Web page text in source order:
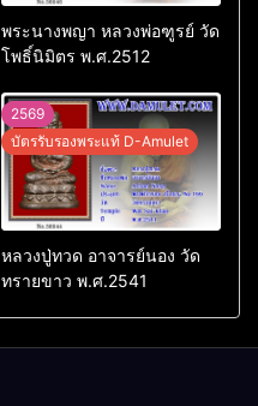
พระนางพญา หลวงพ่อฑูรย์ วัด
โพธิ์นิมิตร พ.ศ.2512
2569
บัตรรับรองพระแท้ D-Amulet
หลวงปู่ทวด อาจารย์นอง วัด
ทรายขาว พ.ศ.2541